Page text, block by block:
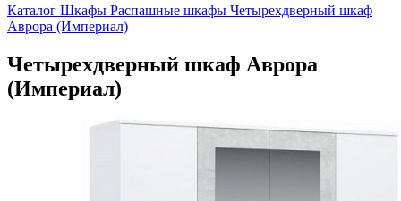
Каталог Шкафы Распашные шкафы Четырехдверный шкаф
Аврора (Империал)
Четырехдверный шкаф Аврора
(Империал)